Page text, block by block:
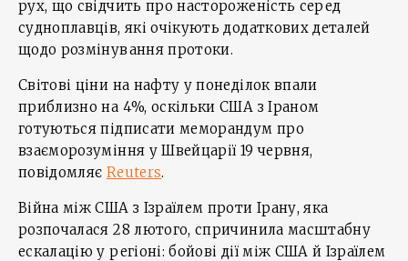
рух, що свідчить про настороженість серед
судноплавців, які очікують додаткових деталей
щодо розмінування протоки.
Світові ціни на нафту у понеділок впали
приблизно на 4%, оскільки США з Іраном
готуються підписати меморандум про
взаєморозуміння у Швейцарії 19 червня,
повідомляє Reuters.
Війна між США з Ізраїлем проти Ірану, яка
розпочалася 28 лютого, спричинила масштабну
ескалацію у регіоні: бойові дії між США й Ізраїлем